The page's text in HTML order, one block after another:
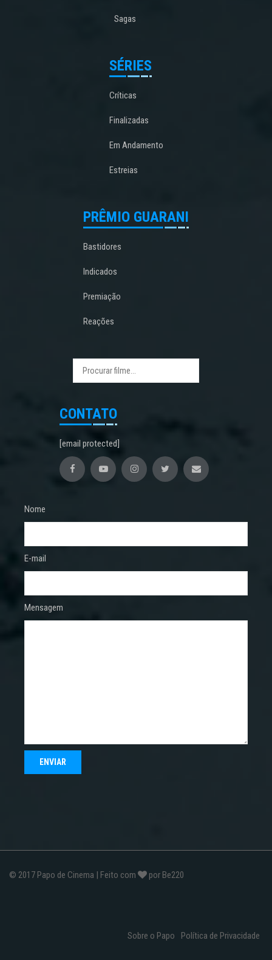
Sagas
SÉRIES
Críticas
Finalizadas
Em Andamento
Estreias
PRÊMIO GUARANI
Bastidores
Indicados
Premiação
Reações
CONTATO
[email protected]
Nome
E-mail
Mensagem
© 2017 Papo de Cinema | Feito com por Be220
Sobre o Papo Política de Privacidade